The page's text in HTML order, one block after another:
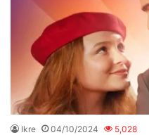
Ikre 04/10/2024 5,028